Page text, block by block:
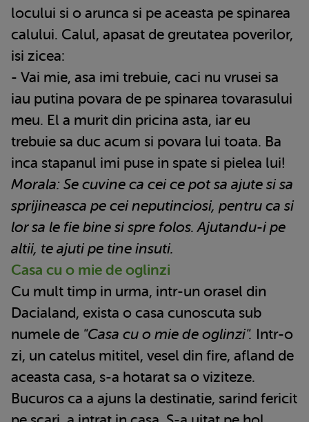
locului si o arunca si pe aceasta pe spinarea
calului. Calul, apasat de greutatea poverilor,
isi zicea:
- Vai mie, asa imi trebuie, caci nu vrusei sa
iau putina povara de pe spinarea tovarasului
meu. El a murit din pricina asta, iar eu
trebuie sa duc acum si povara lui toata. Ba
inca stapanul imi puse in spate si pielea lui!
Morala: Se cuvine ca cei ce pot sa ajute si sa
sprijineasca pe cei neputinciosi, pentru ca si
lor sa le fie bine si spre folos. Ajutandu-i pe
altii, te ajuti pe tine insuti.
Casa cu o mie de oglinzi
Cu mult timp in urma, intr-un orasel din
Dacialand, exista o casa cunoscuta sub
numele de "Casa cu o mie de oglinzi". Intr-o
zi, un catelus mititel, vesel din fire, afland de
aceasta casa, s-a hotarat sa o viziteze.
Bucuros ca a ajuns la destinatie, sarind fericit